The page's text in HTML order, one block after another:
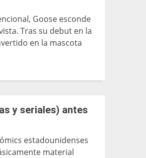
Goose esconde
Tras su debut en la
en la mascota
y seriales) antes
estadounidenses
material